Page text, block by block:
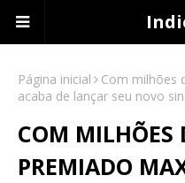
Página inicial
Com milhões
acaba de lançar seu novo
COM MILHÕES
PREMIADO